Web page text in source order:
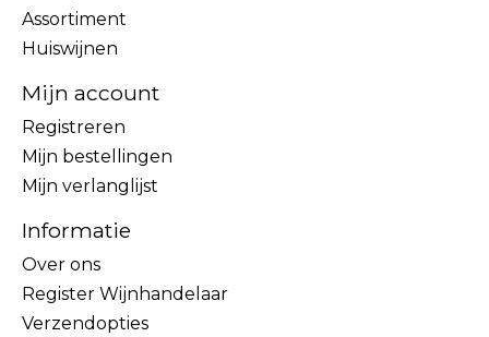
Assortiment
Huiswijnen
Mijn account
Registreren
Mijn bestellingen
Mijn verlanglijst
Informatie
Over ons
Register Wijnhandelaar
Verzendopties